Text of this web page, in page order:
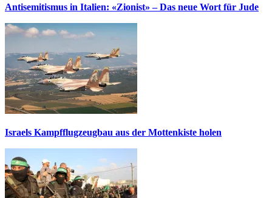
Antisemitismus in Italien: «Zionist» – Das neue Wort für Jude
Israels Kampfflugzeugbau aus der Mottenkiste holen